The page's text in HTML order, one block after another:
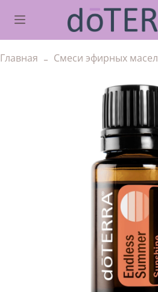
Главная Смеси эфирных масел